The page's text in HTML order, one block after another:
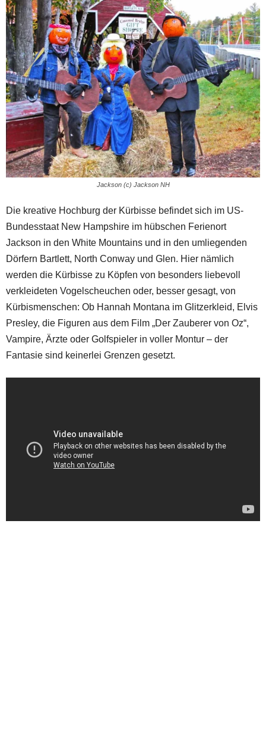
Jackson (c) Jackson NH
Die kreative Hochburg der Kürbisse befindet sich im US-
Bundesstaat New Hampshire im hübschen Ferienort
Jackson in den White Mountains und in den umliegenden
Dörfern Bartlett, North Conway und Glen. Hier nämlich
werden die Kürbisse zu Köpfen von besonders liebevoll
verkleideten Vogelscheuchen oder, besser gesagt, von
Kürbismenschen: Ob Hannah Montana im Glitzerkleid, Elvis
Presley, die Figuren aus dem Film „Der Zauberer von Oz“,
Vampire, Ärzte oder Golfspieler in voller Montur – der
Fantasie sind keinerlei Grenzen gesetzt.